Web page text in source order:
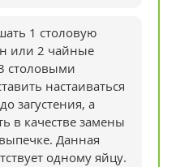
1 столовую
или 2 чайные
столовыми
настаиваться
загустения, а
в качестве замены
Данная
одному яйцу.